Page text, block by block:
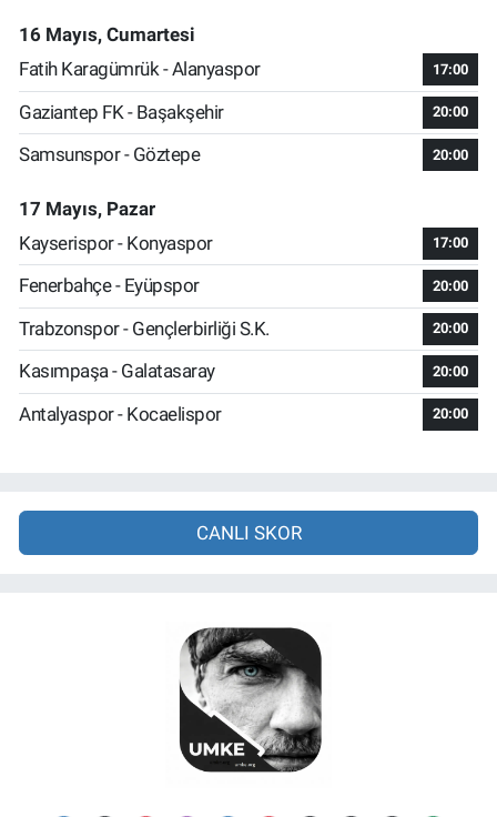
16 Mayıs, Cumartesi
Fatih Karagümrük - Alanyaspor
17:00
Gaziantep FK - Başakşehir 20:00
Samsunspor - Göztepe 20:00
17 Mayıs, Pazar
Kayserispor - Konyaspor
17:00
Fenerbahçe - Eyüpspor 20:00
Trabzonspor - Gençlerbirliği S.K. 20:00
Kasımpaşa - Galatasaray 20:00
Antalyaspor - Kocaelispor 20:00
CANLI SKOR